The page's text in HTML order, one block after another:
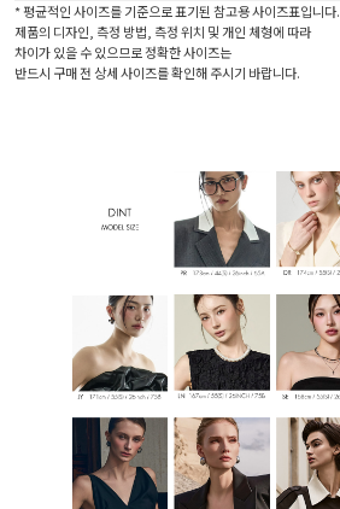
* 평균적인 사이즈를 기준으로 표기된 참고용 사이즈표입니다.
제품의 디자인, 측정 방법, 측정 위치 및 개인 체형에 따라
차이가 있을 수 있으므로 정확한 사이즈는
반드시 구매 전 상세 사이즈를 확인해 주시기 바랍니다.